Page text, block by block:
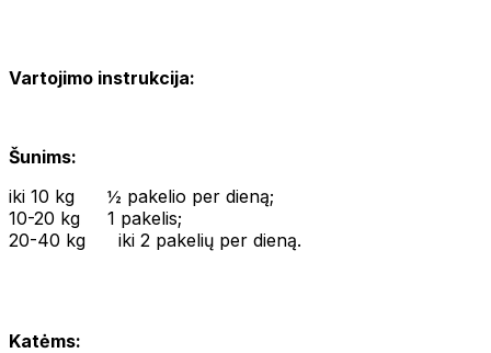
Vartojimo instrukcija:
Šunims:
iki 10 kg ½ pakelio per dieną;
10-20 kg 1 pakelis;
20-40 kg iki 2 pakelių per dieną.
Katėms: